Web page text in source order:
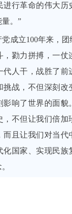
进行革命的伟大历
。”
党成立100年来，团
，勠力拼搏，一仗
代人干，战胜了前
挑战，不但深刻改
影响了世界的面貌
，不但让我们倍加
而且让我们对当代
化国家、实现民族